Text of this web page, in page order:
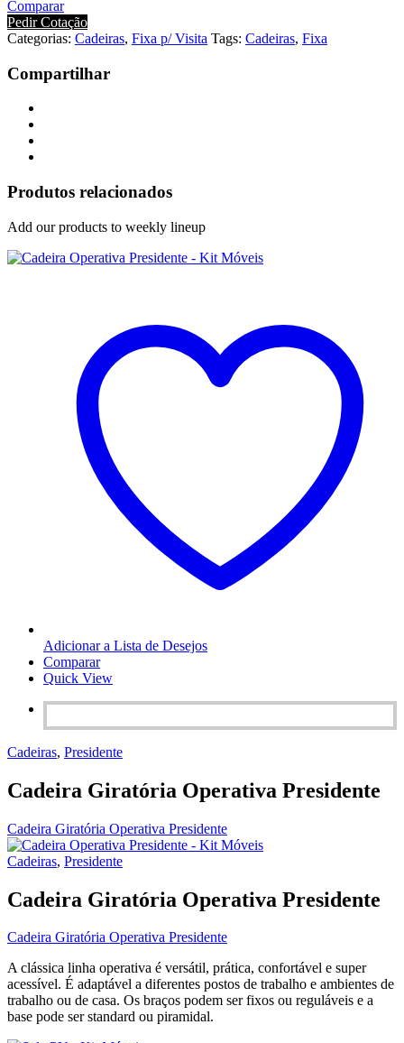
Comparar
Pedir Cotação
Categorias: Cadeiras, Fixa p/ Visita Tags: Cadeiras, Fixa
Compartilhar
Produtos relacionados
Add our products to weekly lineup
Adicionar a Lista de Desejos
Comparar
Quick View
Cadeiras, Presidente
Cadeira Giratória Operativa Presidente
Cadeira Giratória Operativa Presidente
Cadeiras, Presidente
Cadeira Giratória Operativa Presidente
Cadeira Giratória Operativa Presidente
A clássica linha operativa é versátil, prática, confortável e super
acessível. É adaptável a diferentes postos de trabalho e ambientes de
trabalho ou de casa. Os braços podem ser fixos ou reguláveis e a
base pode ser standard ou piramidal.